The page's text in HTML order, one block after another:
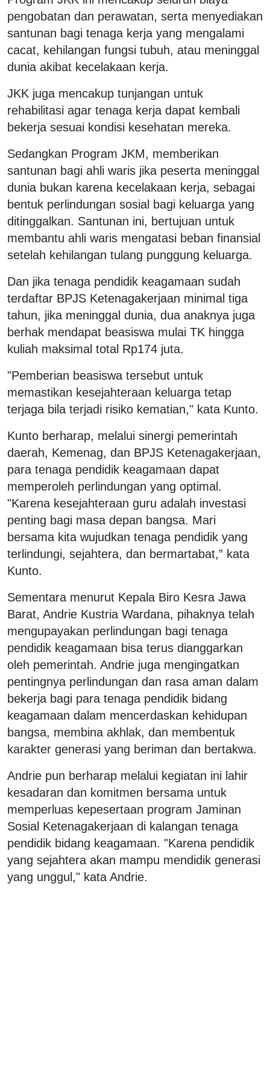
pengobatan dan perawatan, serta menyediakan
santunan bagi tenaga kerja yang mengalami
cacat, kehilangan fungsi tubuh, atau meninggal
dunia akibat kecelakaan kerja.
JKK juga mencakup tunjangan untuk
rehabilitasi agar tenaga kerja dapat kembali
bekerja sesuai kondisi kesehatan mereka.
Sedangkan Program JKM, memberikan
santunan bagi ahli waris jika peserta meninggal
dunia bukan karena kecelakaan kerja, sebagai
bentuk perlindungan sosial bagi keluarga yang
ditinggalkan. Santunan ini, bertujuan untuk
membantu ahli waris mengatasi beban finansial
setelah kehilangan tulang punggung keluarga.
Dan jika tenaga pendidik keagamaan sudah
terdaftar BPJS Ketenagakerjaan minimal tiga
tahun, jika meninggal dunia, dua anaknya juga
berhak mendapat beasiswa mulai TK hingga
kuliah maksimal total Rp174 juta.
"Pemberian beasiswa tersebut untuk
memastikan kesejahteraan keluarga tetap
terjaga bila terjadi risiko kematian," kata Kunto.
Kunto berharap, melalui sinergi pemerintah
daerah, Kemenag, dan BPJS Ketenagakerjaan,
para tenaga pendidik keagamaan dapat
memperoleh perlindungan yang optimal.
"Karena kesejahteraan guru adalah investasi
penting bagi masa depan bangsa. Mari
bersama kita wujudkan tenaga pendidik yang
terlindungi, sejahtera, dan bermartabat,” kata
Kunto.
Sementara menurut Kepala Biro Kesra Jawa
Barat, Andrie Kustria Wardana, pihaknya telah
mengupayakan perlindungan bagi tenaga
pendidik keagamaan bisa terus dianggarkan
oleh pemerintah. Andrie juga mengingatkan
pentingnya perlindungan dan rasa aman dalam
bekerja bagi para tenaga pendidik bidang
keagamaan dalam mencerdaskan kehidupan
bangsa, membina akhlak, dan membentuk
karakter generasi yang beriman dan bertakwa.
Andrie pun berharap melalui kegiatan ini lahir
kesadaran dan komitmen bersama untuk
memperluas kepesertaan program Jaminan
Sosial Ketenagakerjaan di kalangan tenaga
pendidik bidang keagamaan. "Karena pendidik
yang sejahtera akan mampu mendidik generasi
yang unggul," kata Andrie.